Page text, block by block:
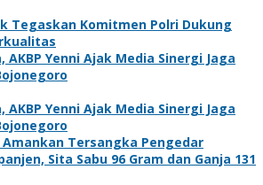
Tegaskan Komitmen Polri Dukung
AKBP Yenni Ajak Media Sinergi Jaga
AKBP Yenni Ajak Media Sinergi Jaga
Tersangka Pengedar
Sita Sabu 96 Gram dan Ganja 131